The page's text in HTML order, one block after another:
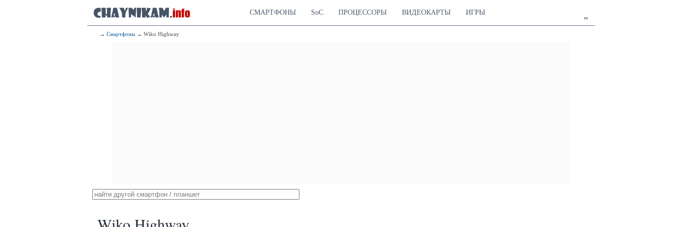
ru
СМАРТФОНЫ SoC ПРОЦЕССОРЫ ВИДЕОКАРТЫ ИГРЫ
→ Смартфоны → Wiko Highway